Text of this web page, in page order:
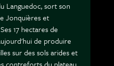
Languedoc, sort son
Jonquières et
17 hectares de
de produire
sur des sols arides et